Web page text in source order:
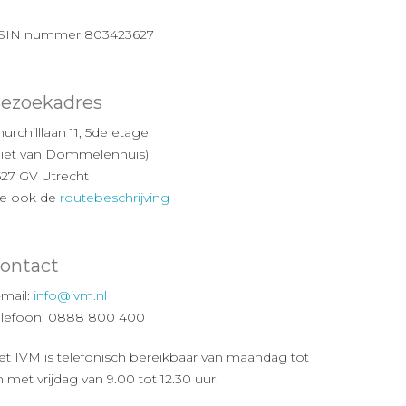
nummer 803423627
11, 5de etage
van Dommelenhuis)
GV Utrecht
ook de routebeschrijving
info@ivm.nl
0888 800 400
IVM is telefonisch bereikbaar van maandag tot
met vrijdag van 9.00 tot 12.30 uur.